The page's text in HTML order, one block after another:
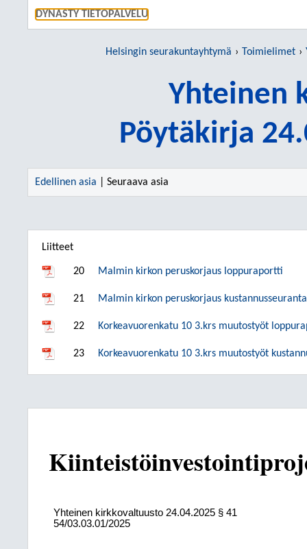
DYNASTY TIETOPALVELU
Helsingin seurakuntayhtymä Toimielimet
Yhteinen
Pöytäkirja
Edellinen asia | Seuraava asia
Liitteet
20 Malmin kirkon peruskorjaus loppuraportti
21 Malmin kirkon peruskorjaus kustannusseuranta
22 Korkeavuorenkatu 10 3.krs muutostyöt
23 Korkeavuorenkatu 10 3.krs muutostyöt
Yhteinen kirkkovaltuusto 24.04.2025 § 41
54/03.03.01/2025